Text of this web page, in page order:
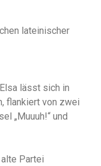
lateinischer
lässt sich in
flankiert von zwei
„Muuuh!“ und
Partei